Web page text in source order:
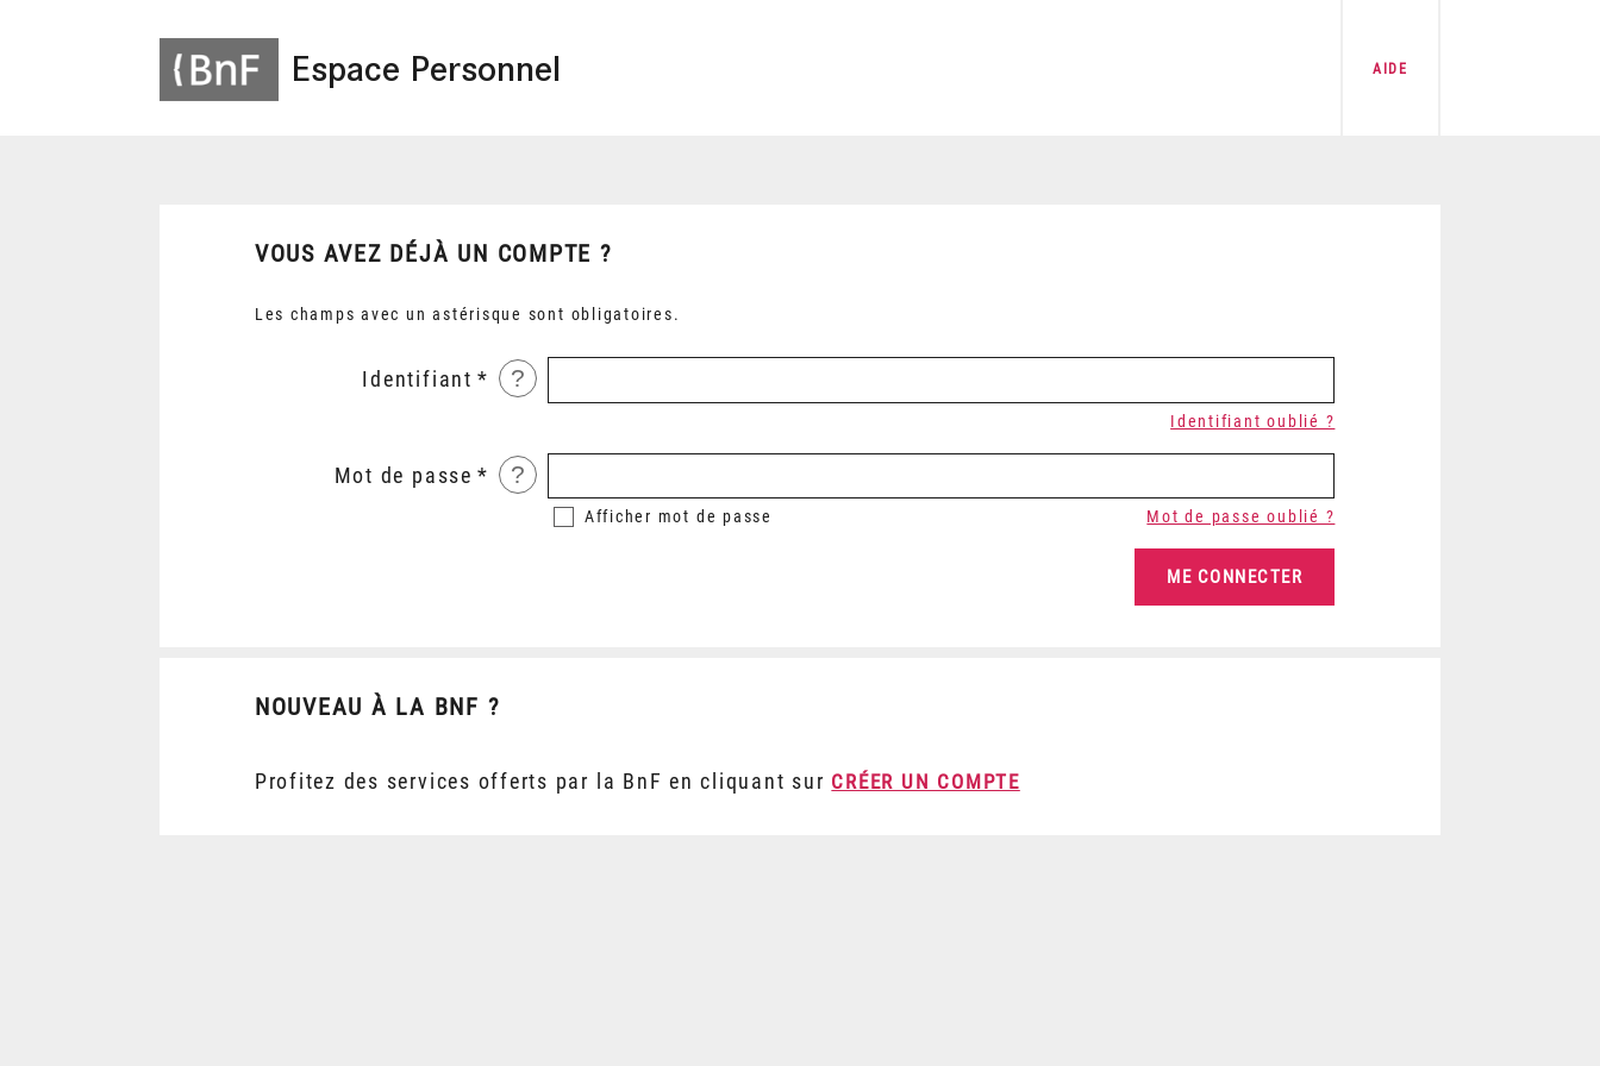
Espace Personnel AIDE
VOUS AVEZ DÉJÀ UN COMPTE ?
Les champs avec un astérisque sont obligatoires.
Identifiant ?
Identifiant oublié ?
Mot de passe ?
Afficher mot de passe Mot de passe oublié ?
NOUVEAU À LA BNF ?
Profitez des services offerts par la BnF en cliquant sur CRÉER UN COMPTE